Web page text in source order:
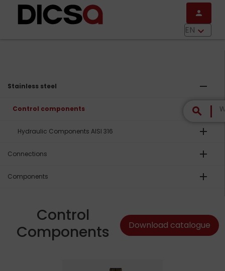
Skip to main content
person
EN keyboard_arrow_down
search
Stainless steel remove
Control components remove
Hydraulic Components AISI 316 add
Connections add
Components add
Control
Components
Download catalogue